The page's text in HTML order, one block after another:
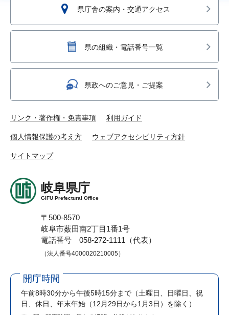
県庁舎の案内・交通アクセス
県の組織・電話番号一覧
県政へのご意見・ご提案
リンク・著作権・免責事項 利用ガイド
個人情報保護の考え方 ウェブアクセシビリティ方針
サイトマップ
岐阜県庁
GIFU Prefectural Office
〒500-8570
岐阜市薮田南2丁目1番1号
電話番号 058-272-1111（代表）
（法人番号4000020210005）
開庁時間
午前8時30分から午後5時15分まで （土曜日、日曜日、祝
日、休日、年末年始（12月29日から1月3日）を除く）